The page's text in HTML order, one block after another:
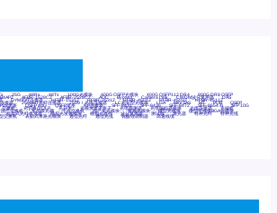
25G 48Rx 48Tx 100G光模块 400G OSFP光模块 400G QSFP112 DR4 800G DR8 OSFP
AFBR-1528CZ AFBR-2528CZ AOC Bypass Camera Link CWDM波分复用器 DAS
GYM光纤连接器 HFBR-1531Z HFBR-2531Z HFBR-4501Z HFBR-4503Z HFBR-4511Z
接器 J599MT光纤连接器 J599Ⅰ光电连接器 LC超短型光模块 LGA Mini SAS MT POB QSFP
笼座 QSFP 40G QSFP笼座 RP连接器 SFF-8431 SFF-8436 SFF-8472 SFF-8654 4i SFP 10G
交换机 光切换仪OLP 光开关 光模块笼子座子 光电探测器 光电编码器模块 光电连接器 光端机
国产交换机 军品级光耦 千兆交换机 国产化光模块 射频光模块 微型光模块 微型可插拔BGA光模块
机架式光纤收发器 模拟光发射模块 模拟光器件 波分复用器 测试版 激光器 特种光纤 特种光缆
交换机 表贴式单路光模块 通信光纤 通信光缆 铌酸锂调制器 高速线缆